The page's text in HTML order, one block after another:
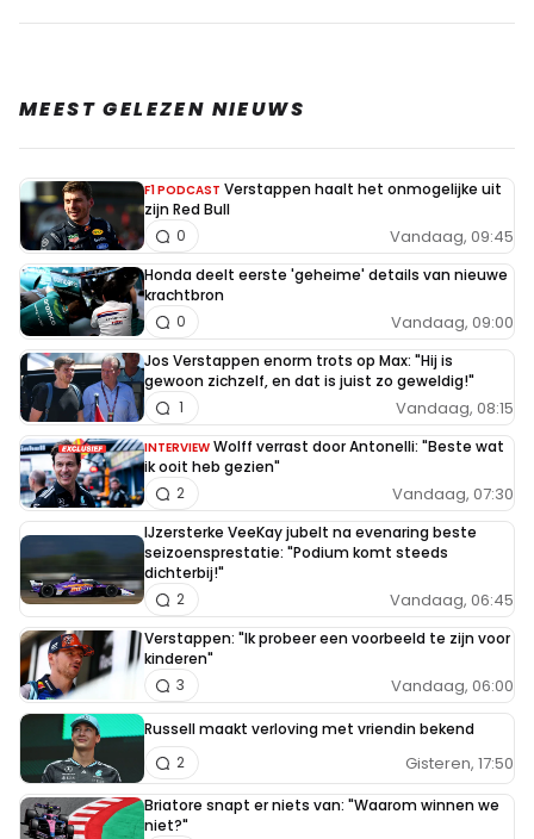
MEEST GELEZEN NIEUWS
F1 PODCAST Verstappen haalt het onmogelijke uit
zijn Red Bull
Vandaag, 09:45
0
Honda deelt eerste 'geheime' details van nieuwe
krachtbron
Vandaag, 09:00
0
Jos Verstappen enorm trots op Max: "Hij is
gewoon zichzelf, en dat is juist zo geweldig!"
Vandaag, 08:15
1
INTERVIEW Wolff verrast door Antonelli: "Beste wat
ik ooit heb gezien"
Vandaag, 07:30
2
IJzersterke VeeKay jubelt na evenaring beste
seizoensprestatie: "Podium komt steeds
dichterbij!"
Vandaag, 06:45
2
Verstappen: "Ik probeer een voorbeeld te zijn voor
kinderen"
Vandaag, 06:00
3
Russell maakt verloving met vriendin bekend
Gisteren, 17:50
2
Briatore snapt er niets van: "Waarom winnen we
niet?"